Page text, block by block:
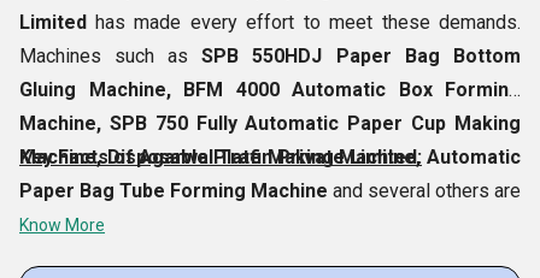
Limited has made every effort to meet these demands.
Machines such as SPB 550HDJ Paper Bag Bottom
Gluing Machine, BFM 4000 Automatic Box Forming
Machine, SPB 750 Fully Automatic Paper Cup Making
Machine, Disposable Plate Making Machine, Automatic
Paper Bag Tube Forming Machine and several others are
covered in our highly effective range and we sell them at
Key Facts of Agarwal Trafin Private Limited:
Know More